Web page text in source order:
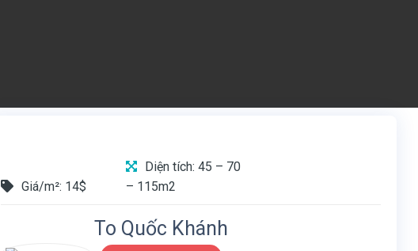
Giá/m²: 14$
Diện tích: 45 – 70
– 115m2
To Quốc Khánh